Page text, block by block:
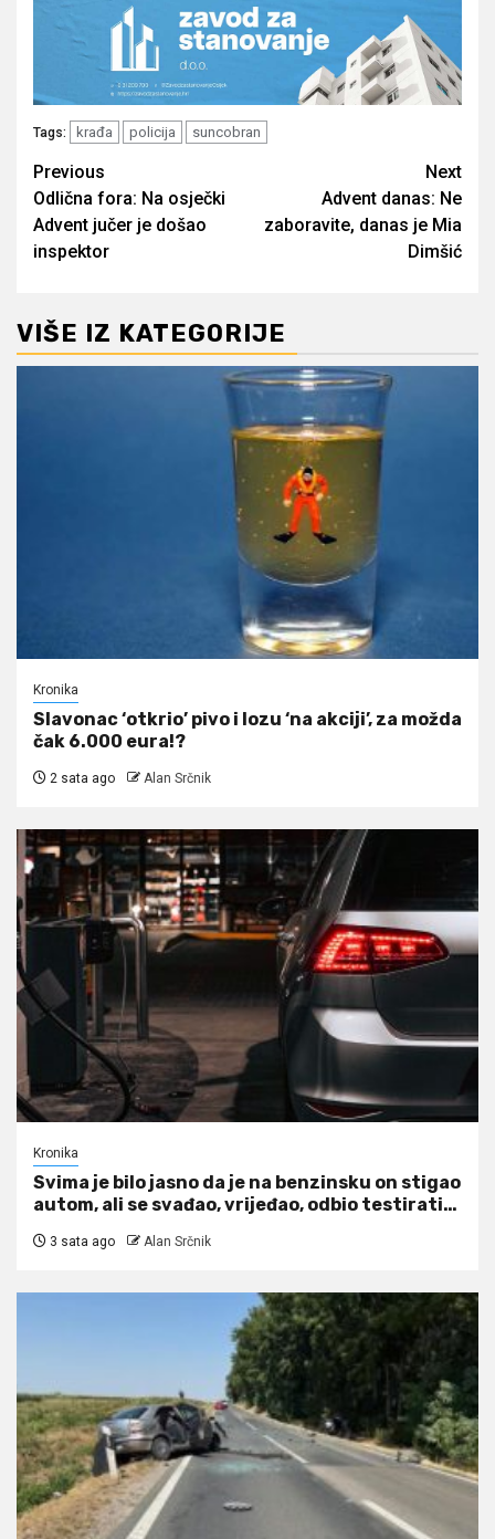
Tags: krađa policija suncobran
Post
navigation
Previous
Odlična fora: Na osječki
Advent jučer je došao
inspektor
Next
Advent danas: Ne
zaboravite, danas je Mia
Dimšić
VIŠE IZ KATEGORIJE
Kronika
Slavonac ‘otkrio’ pivo i lozu ‘na akciji’, za možda
čak 6.000 eura!?
2 sata ago Alan Srčnik
Kronika
Svima je bilo jasno da je na benzinsku on stigao
autom, ali se svađao, vrijeđao, odbio testirati…
3 sata ago Alan Srčnik